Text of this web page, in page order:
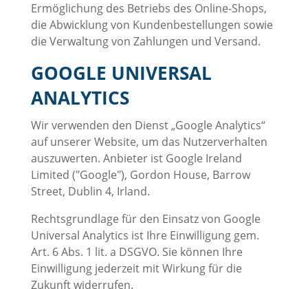
Ermöglichung des Betriebs des Online-Shops,
die Abwicklung von Kundenbestellungen sowie
die Verwaltung von Zahlungen und Versand.
GOOGLE UNIVERSAL
ANALYTICS
Wir verwenden den Dienst „Google Analytics“
auf unserer Website, um das Nutzerverhalten
auszuwerten. Anbieter ist Google Ireland
Limited ("Google"), Gordon House, Barrow
Street, Dublin 4, Irland.
Rechtsgrundlage für den Einsatz von Google
Universal Analytics ist Ihre Einwilligung gem.
Art. 6 Abs. 1 lit. a DSGVO. Sie können Ihre
Einwilligung jederzeit mit Wirkung für die
Zukunft widerrufen.